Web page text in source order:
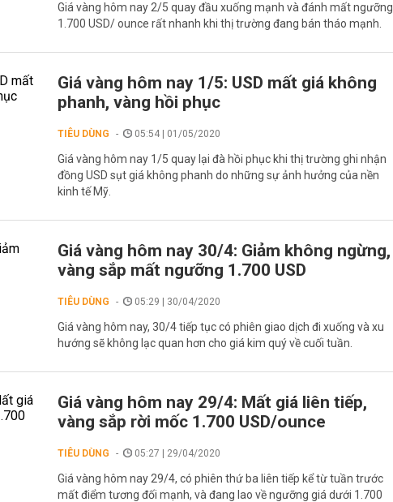
Giá vàng hôm nay 2/5 quay đầu xuống mạnh và đánh mất ngưỡng
1.700 USD/ ounce rất nhanh khi thị trường đang bán tháo mạnh.
Giá vàng hôm nay 1/5: USD mất giá không
phanh, vàng hồi phục
TIÊU DÙNG 05:54 | 01/05/2020
Giá vàng hôm nay 1/5 quay lại đà hồi phục khi thị trường ghi nhận
đồng USD sụt giá không phanh do những sự ảnh hưởng của nền
kinh tế Mỹ.
Giá vàng hôm nay 30/4: Giảm không ngừng,
vàng sắp mất ngưỡng 1.700 USD
TIÊU DÙNG 05:29 | 30/04/2020
Giá vàng hôm nay, 30/4 tiếp tục có phiên giao dịch đi xuống và xu
hướng sẽ không lạc quan hơn cho giá kim quý về cuối tuần.
Giá vàng hôm nay 29/4: Mất giá liên tiếp,
vàng sắp rời mốc 1.700 USD/ounce
TIÊU DÙNG 05:27 | 29/04/2020
Giá vàng hôm nay 29/4, có phiên thứ ba liên tiếp kể từ tuần trước
mất điểm tương đối mạnh, và đang lao về ngưỡng giá dưới 1.700